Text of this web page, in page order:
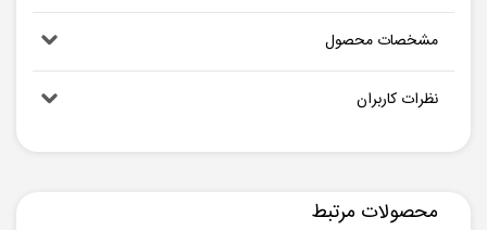
مشخصات محصول
نظرات کاربران
محصولات مرتبط